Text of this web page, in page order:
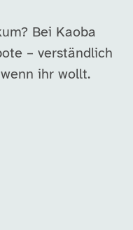
Bei Kaoba
– verständlich
ihr wollt.